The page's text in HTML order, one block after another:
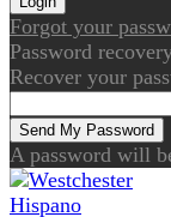
Forgot your
Password
Recover your
A password will